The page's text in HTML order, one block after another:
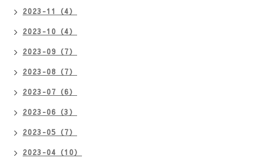
2023-11（4）
2023-10（4）
2023-09（7）
2023-08（7）
2023-07（6）
2023-06（3）
2023-05（7）
2023-04（10）